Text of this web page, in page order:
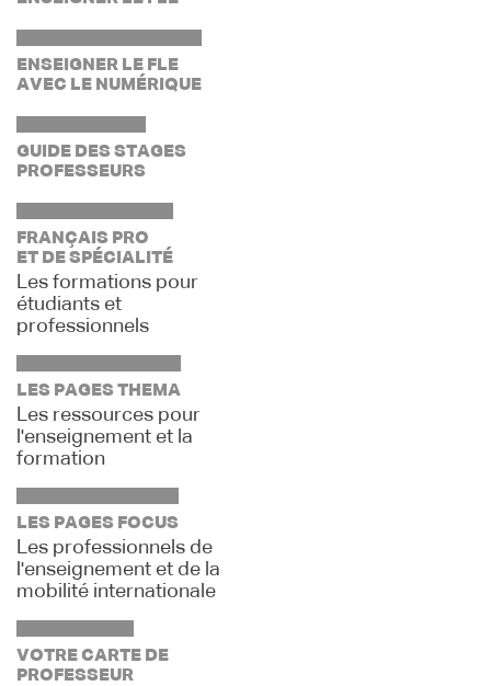
ENSEIGNER LE FLE
AVEC LE NUMÉRIQUE
GUIDE DES STAGES
PROFESSEURS
FRANÇAIS PRO
ET DE SPÉCIALITÉ
Les formations pour
étudiants et
professionnels
LES PAGES THEMA
Les ressources pour
l'enseignement et la
formation
LES PAGES FOCUS
Les professionnels de
l'enseignement et de la
mobilité internationale
VOTRE CARTE DE
PROFESSEUR